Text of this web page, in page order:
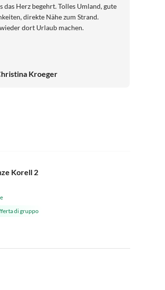
das Herz begehrt. Tolles Umland, gute
direkte Nähe zum Strand.
dort Urlaub machen.
Kroeger
Korell 2
di gruppo